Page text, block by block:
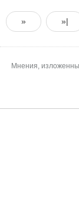
» »|
Мнения,